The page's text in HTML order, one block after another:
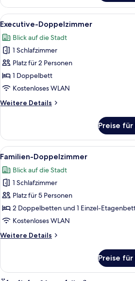
anzeigen
Suite,
1 King-
Bett
Schlafsofa,
Terrasse
(ADA,
First
Class)
Alle
Fotos
für
Executive-
Doppelzimmer
anzeigen
Ein
2
Executive-Doppelzimmer
Blick auf die Stadt
1 Schlafzimmer
Platz für 2 Personen
1 Doppelbett
Kostenloses WLAN
Weitere Details
Weitere
Doppelzimmer
Preise
Alle
Fotos
für
Familien-
Doppelzimmer
anzeigen
Ein
1
Familien-Doppelzimmer
Blick auf die Stadt
1 Schlafzimmer
Platz für 5 Personen
2 Doppelbetten und 1 Einzel-
Kostenloses WLAN
Weitere Details
Weitere
Doppelzimmer
Preise